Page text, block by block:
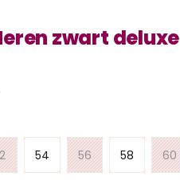
zwart deluxe
54 56 58 60